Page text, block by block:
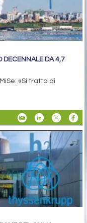
DECENNALE DA 4,7
«Si tratta di